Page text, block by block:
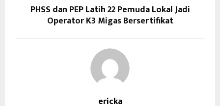
PHSS dan PEP Latih 22 Pemuda Lokal Jadi
Operator K3 Migas Bersertifikat
ericka